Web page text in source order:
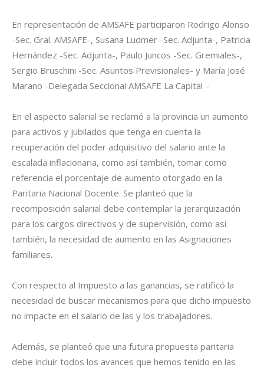
En representación de AMSAFE participaron Rodrigo Alonso
-Sec. Gral. AMSAFE-, Susana Ludmer -Sec. Adjunta-, Patricia
Hernández -Sec. Adjunta-, Paulo Juncos -Sec. Gremiales-,
Sergio Bruschini -Sec. Asuntos Previsionales- y María José
Marano -Delegada Seccional AMSAFE La Capital –
En el aspecto salarial se reclamó a la provincia un aumento
para activos y jubilados que tenga en cuenta la
recuperación del poder adquisitivo del salario ante la
escalada inflacionaria, como así también, tomar como
referencia el porcentaje de aumento otorgado en la
Paritaria Nacional Docente. Se planteó que la
recomposición salarial debe contemplar la jerarquización
para los cargos directivos y de supervisión, como así
también, la necesidad de aumento en las Asignaciones
familiares.
Con respecto al Impuesto a las ganancias, se ratificó la
necesidad de buscar mecanismos para que dicho impuesto
no impacte en el salario de las y los trabajadores.
Además, se planteó que una futura propuesta paritaria
debe incluir todos los avances que hemos tenido en las